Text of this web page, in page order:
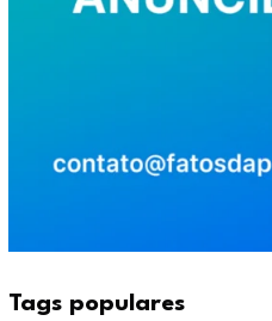
Tags populares